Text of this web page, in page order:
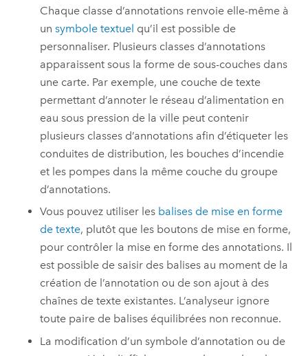
Chaque classe d’annotations renvoie elle-même à
unsymbole textuel qu’il est possible de
personnaliser. Plusieurs classes d’annotations
apparaissent sous la forme de sous-couches dans
une carte. Par exemple, une couche de texte
permettant d’annoter le réseau d’alimentation en
eau sous pression de la ville peut contenir
plusieurs classes d’annotations afin d’étiqueter les
conduites de distribution, les bouches d’incendie
et les pompes dans la même couche du groupe
d’annotations.
Vous pouvez utiliser les balises de mise en forme
de texte, plutôt que les boutons de mise en forme,
pour contrôler la mise en forme des annotations. Il
est possible de saisir des balises au moment de la
création de l’annotation ou de son ajout à des
chaînes de texte existantes. L’analyseur ignore
toute paire de balises équilibrées non reconnue.
La modification d’un symbole d’annotation ou de